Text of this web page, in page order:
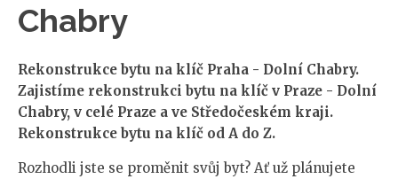
Chabry
Rekonstrukce bytu na klíč Praha - Dolní Chabry.
Zajistíme rekonstrukci bytu na klíč v Praze - Dolní
Chabry, v celé Praze a ve Středočeském kraji.
Rekonstrukce bytu na klíč od A do Z.
Rozhodli jste se proměnit svůj byt? Ať už plánujete